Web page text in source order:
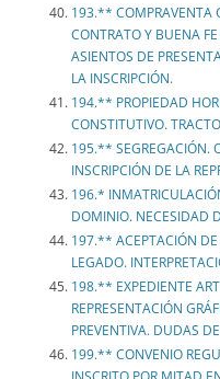
193.** COMPRAVENTA
CONTRATO Y BUENA
ASIENTOS DE
LA INSCRIPCIÓN.
194.** PROPIEDAD
CONSTITUTIVO.
195.** SEGREGACIÓN.
INSCRIPCIÓN DE LA
196.*
DOMINIO. NECESIDAD
197.** ACEPTACIÓN DE
LEGADO.
198.** EXPEDIENTE
REPRESENTACIÓN
PREVENTIVA. DUDAS
199.** CONVENIO